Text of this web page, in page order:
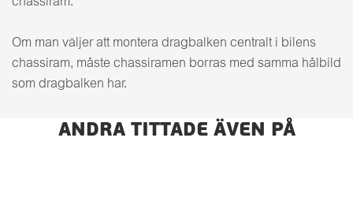
Om man väljer att montera dragbalken centralt i bilens
chassiram, måste chassiramen borras med samma hålbild
som dragbalken har.
ANDRA TITTADE ÄVEN PÅ